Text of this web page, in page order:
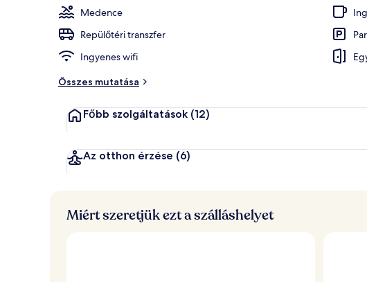
Medence
Repülőtéri transzfer
Ingyenes wifi
Összes mutatása
Főbb szolgáltatások (12)
Az otthon érzése (6)
Miért szeretjük ezt a szálláshelyet